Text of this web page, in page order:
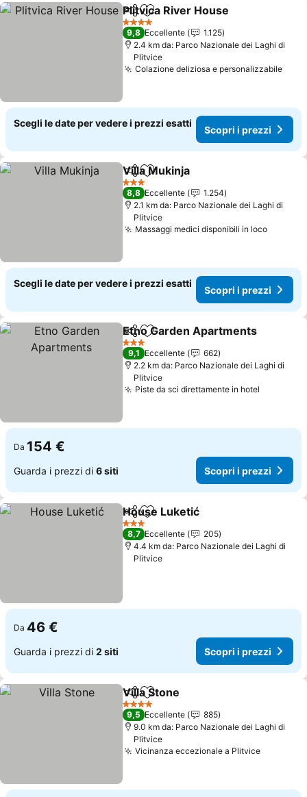
CondividiAggiungi ai preferiti
Plitvica River House
4 Stelle
9,8 Eccellente
1.125
2.4 km da: Parco Nazionale dei Laghi di
Plitvice
Colazione deliziosa e personalizzabile
Scegli le date per vedere i prezzi esatti
Scopri i prezzi
CondividiAggiungi ai preferiti
Villa Mukinja
3 Stelle
8,8 Eccellente
1.254
2.1 km da: Parco Nazionale dei Laghi di
Plitvice
Massaggi medici disponibili in locoScopri
Scegli le date per vedere i prezzi esatti
Scopri i prezzi
CondividiAggiungi ai preferiti
Etno Garden Apartments
3 Stelle
9,1 Eccellente
662
2.2 km da: Parco Nazionale dei Laghi di
Plitvice
Piste da sci direttamente in hotel
Da 154 €
Guarda i prezzi di 6 siti Scopri i prezzi
CondividiAggiungi ai preferiti
House Luketić
3 Stelle
8,7 Eccellente
205
4.4 km da: Parco Nazionale dei Laghi di
Plitvice
Da 46 €
Guarda i prezzi di 2 siti Scopri i prezzi
CondividiAggiungi ai preferiti
Villa Stone
4 Stelle
9,5 Eccellente
885
9.0 km da: Parco Nazionale dei Laghi di
Plitvice
Vicinanza eccezionale a PlitviceScopri i